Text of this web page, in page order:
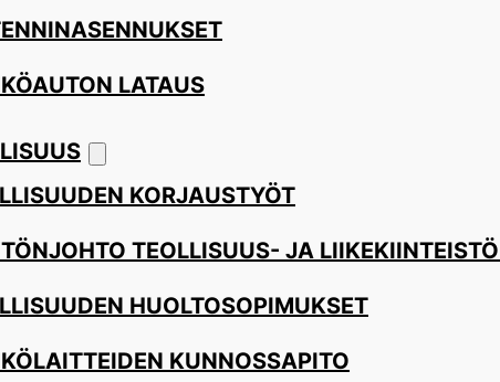
LATAUS
KORJAUSTYÖT
TEOLLISUUS- JA
HUOLTOSOPIMUKSET
KUNNOSSAPITO